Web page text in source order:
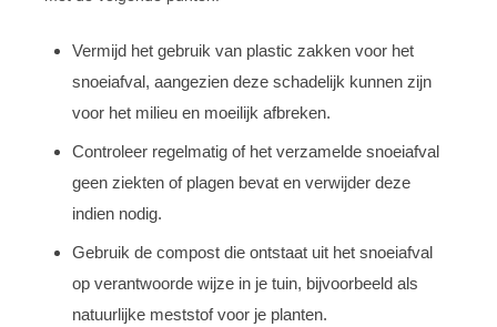
Vermijd het gebruik van plastic zakken voor het
snoeiafval, aangezien deze schadelijk kunnen zijn
voor het milieu en moeilijk afbreken.
Controleer regelmatig of het verzamelde snoeiafval
geen ziekten of plagen bevat en verwijder deze
indien nodig.
Gebruik de compost die ontstaat uit het snoeiafval
op verantwoorde wijze in je tuin, bijvoorbeeld als
natuurlijke meststof voor je planten.